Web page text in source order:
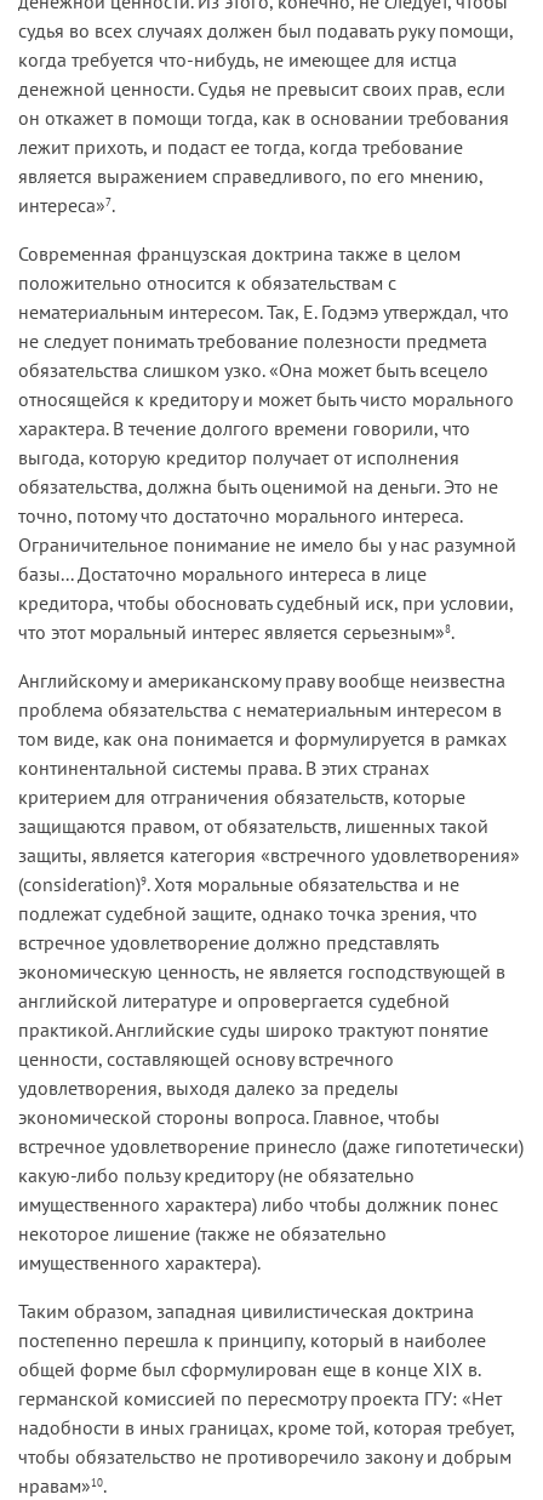
судья во всех случаях должен был подавать руку помощи,
когда требуется что-нибудь, не имеющее для истца
денежной ценности. Судья не превысит своих прав, если
он откажет в помощи тогда, как в основании требования
лежит прихоть, и подаст ее тогда, когда требование
является выражением справедливого, по его мнению,
интереса»7.
Современная французская доктрина также в целом
положительно относится к обязательствам с
нематериальным интересом. Так, Е. Годэмэ утверждал, что
не следует понимать требование полезности предмета
обязательства слишком узко. «Она может быть всецело
относящейся к кредитору и может быть чисто морального
характера. В течение долгого времени говорили, что
выгода, которую кредитор получает от исполнения
обязательства, должна быть оценимой на деньги. Это не
точно, потому что достаточно морального интереса.
Ограничительное понимание не имело бы у нас разумной
базы... Достаточно морального интереса в лице
кредитора, чтобы обосновать судебный иск, при условии,
что этот моральный интерес является серьезным»8.
Английскому и американскому праву вообще неизвестна
проблема обязательства с нематериальным интересом в
том виде, как она понимается и формулируется в рамках
континентальной системы права. В этих странах
критерием для отграничения обязательств, которые
защищаются правом, от обязательств, лишенных такой
защиты, является категория «встречного удовлетворения»
(consideration)9. Хотя моральные обязательства и не
подлежат судебной защите, однако точка зрения, что
встречное удовлетворение должно представлять
экономическую ценность, не является господствующей в
английской литературе и опровергается судебной
практикой. Английские суды широко трактуют понятие
ценности, составляющей основу встречного
удовлетворения, выходя далеко за пределы
экономической стороны вопроса. Главное, чтобы
встречное удовлетворение принесло (даже гипотетически)
какую-либо пользу кредитору (не обязательно
имущественного характера) либо чтобы должник понес
некоторое лишение (также не обязательно
имущественного характера).
Таким образом, западная цивилистическая доктрина
постепенно перешла к принципу, который в наиболее
общей форме был сформулирован еще в конце XIX в.
германской комиссией по пересмотру проекта ГГУ: «Нет
надобности в иных границах, кроме той, которая требует,
чтобы обязательство не противоречило закону и добрым
нравам»10.